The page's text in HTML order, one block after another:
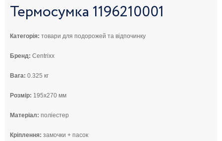
Термосумка 1196210001
Категорія: товари для подорожей та відпочинку
Бренд: Centrixx
Вага: 0.325 кг
Розмір: 195x270 мм
Матеріал: поліестер
Кріплення: замочки + пасок